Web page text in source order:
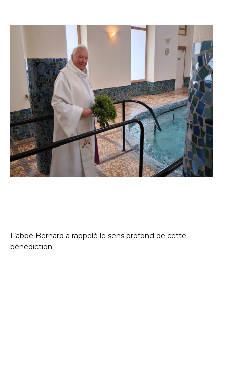
L’abbé Bernard a rappelé le sens profond de cette
bénédiction :